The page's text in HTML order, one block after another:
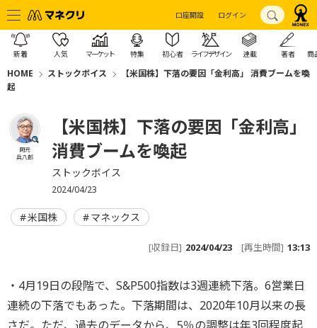
口座開設 ログイン
新着 人気 マーケット 特集 初心者 ライフデザイン 連載 著者 商
HOME ストックボイス
【米国株】下落の要因「金利高」 消費ブームを喚
起
岡元
兵八郎
【米国株】下落の要因「金利高」
消費ブームを喚起
ストックボイス
2024/04/23
米国株 マネックス
[収録日] 2024/04/23 [再生時間] 13:13
・4月19日の段階で、S&P500指数は3週連続下落。6営業日
連続の下落でもあった。下落期間は、2020年10月以来の長